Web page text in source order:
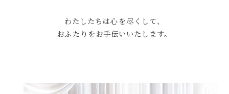
わたしたちは心を尽くして、
おふたりをお手伝いいたします。